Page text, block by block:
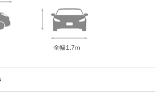
全幅1.7m